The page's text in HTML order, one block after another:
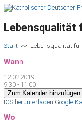
Lebensqualität
Start >> Lebensqualität
Wann
12.02.2019
9:30 - 11:00
Zum Kalender hinzufügen
ICS herunterladen Google
Wo